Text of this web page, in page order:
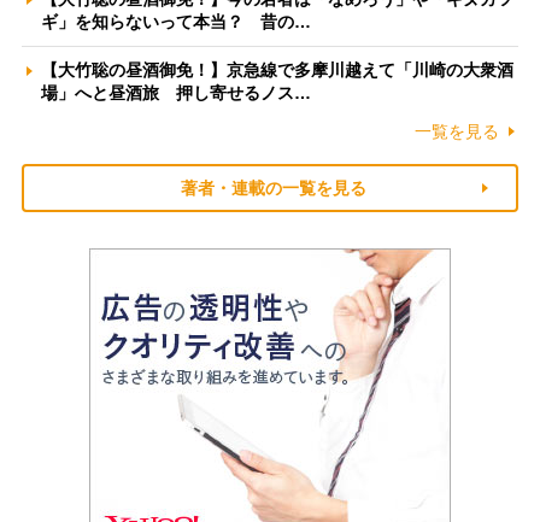
ギ」を知らないって本当？ 昔の…
【大竹聡の昼酒御免！】京急線で多摩川越えて「川崎の大衆酒
場」へと昼酒旅 押し寄せるノス…
一覧を見る
著者・連載の一覧を見る